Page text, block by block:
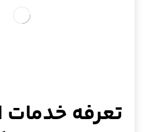
تعرفه خدمات